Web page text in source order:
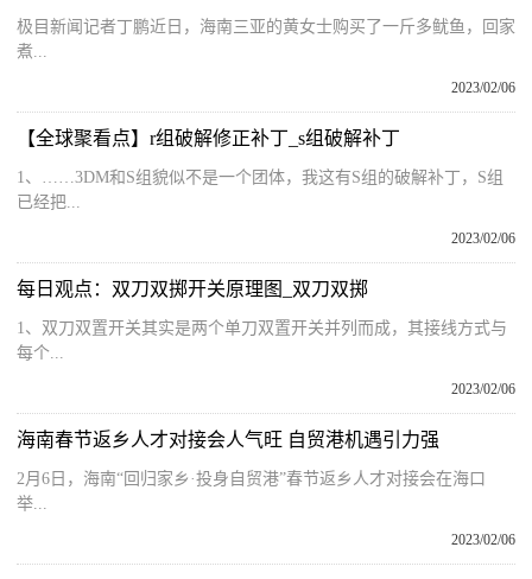
极目新闻记者丁鹏近日，海南三亚的黄女士购买了一斤多鱿鱼，回家
煮...
2023/02/06
【全球聚看点】r组破解修正补丁_s组破解补丁
1、……3DM和S组貌似不是一个团体，我这有S组的破解补丁，S组
已经把...
2023/02/06
每日观点：双刀双掷开关原理图_双刀双掷
1、双刀双置开关其实是两个单刀双置开关并列而成，其接线方式与
每个...
2023/02/06
海南春节返乡人才对接会人气旺 自贸港机遇引力强
2月6日，海南“回归家乡·投身自贸港”春节返乡人才对接会在海口
举...
2023/02/06